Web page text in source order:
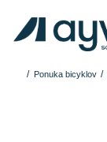
Ponuka bicyklov